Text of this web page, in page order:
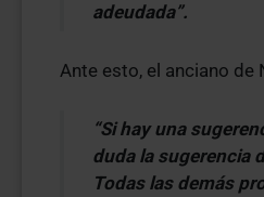
adeudada”.
Ante esto, el anciano de
“Si hay una
duda la sugerencia
Todas las demás